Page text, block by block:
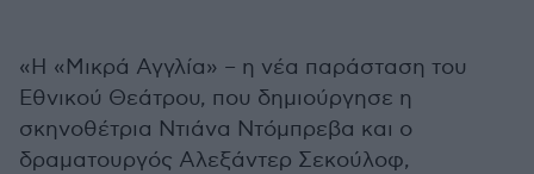
«Η «Μικρά Αγγλία» – η νέα παράσταση του
Εθνικού Θεάτρου, που δημιούργησε η
σκηνοθέτρια Ντιάνα Ντόμπρεβα και ο
δραματουργός Αλεξάντερ Σεκούλοφ,